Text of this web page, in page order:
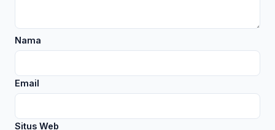
Nama
Email
Situs Web